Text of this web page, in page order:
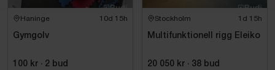
Haninge 10d 15h
Gymgolv
100 kr · 2 bud
Stockholm 1d 15h
Multifunktionell rigg Eleiko
20 050 kr · 38 bud